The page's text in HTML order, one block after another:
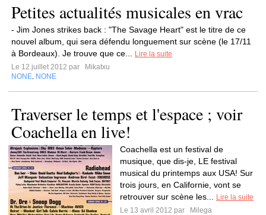
Petites actualités musicales en vrac
- Jim Jones strikes back : "The Savage Heart" est le titre de ce
nouvel album, qui sera défendu longuement sur scène (le 17/11
à Bordeaux). Je trouve que ce...
Lire la suite
Le 12 juillet 2012 par
Mikatxu
NONE NONE
Traverser le temps et l'espace ; voir
Coachella en live!
Coachella est un festival de
musique, que dis-je, LE festival
musical du printemps aux USA! Sur
trois jours, en Californie, vont se
retrouver sur scène les...
Lire la suite
Le 13 avril 2012 par
Milega